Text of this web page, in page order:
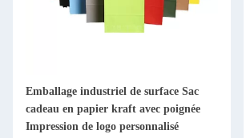
Emballage industriel de surface Sac
cadeau en papier kraft avec poignée
Impression de logo personnalisé